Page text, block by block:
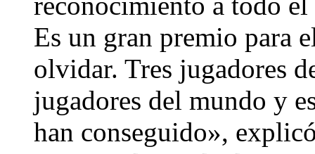
Es un gran premio para
olvidar. Tres jugadores
jugadores del mundo y
han conseguido»,